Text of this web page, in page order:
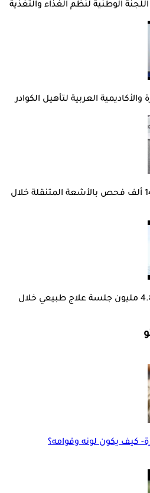
الوطنية لنظم الغذاء والتغذية
العربية لتأهيل الكوادر
وزارة الصحة: أكثر من 14 ألف فحص بالأشعة المتنقلة خلال
وزارة الصحة: أكثر من 4.8 مليون جلسة علاج طبيعي خلال
كيف يكون لونه وقوامه؟